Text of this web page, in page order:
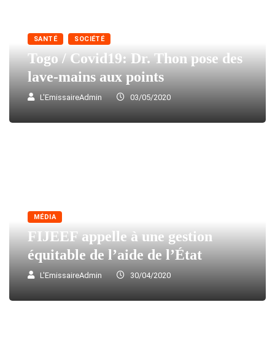
SANTÉ SOCIÉTÉ
Togo / Covid19: Dr. Thon pose des
lave-mains aux points
L'EmissaireAdmin 03/05/2020
MÉDIA
FIJEEF appelle à une gestion
équitable de l’aide de l’État
L'EmissaireAdmin 30/04/2020